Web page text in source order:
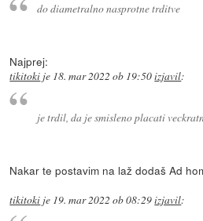
do diametralno nasprotne trditve
Najprej:
tikitoki je 18. mar 2022 ob 19:50izjavil:
je trdil, da je smisleno placati
Nakar te postavim na laž dodaš Ad
tikitoki je 19. mar 2022 ob 08:29izjavil: